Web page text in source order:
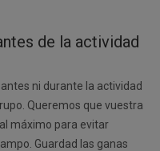
de la actividad
ni durante la actividad
Queremos que vuestra
máximo para evitar
Guardad las ganas